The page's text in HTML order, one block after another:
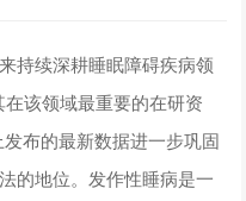
持续深耕睡眠障碍疾病领
该领域最重要的在研资
布的最新数据进一步巩固
的地位。发作性睡病是一